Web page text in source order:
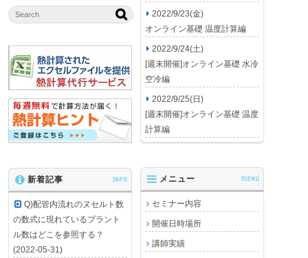
2022/9/23(金)
オンライン基礎 温度計算編
2022/9/24(土)
[週末開催]オンライン基礎 水冷
空冷編
2022/9/25(日)
[週末開催]オンライン基礎 温度
計算編
メニュー MENU
セミナー内容
開催日時場所
講師実績
新着記事 INFO
Q)配管内流れのヌセルト数
の数式に現れているプラント
ル数はどこを参照する？
(2022-05-31)